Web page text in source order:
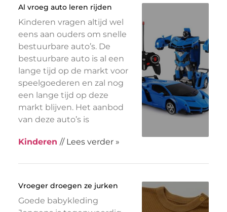
Al vroeg auto leren rijden
Kinderen vragen altijd wel
eens aan ouders om snelle
bestuurbare auto’s. De
bestuurbare auto is al een
lange tijd op de markt voor
speelgoederen en zal nog
een lange tijd op deze
markt blijven. Het aanbod
van deze auto’s is
Kinderen // Lees verder »
Vroeger droegen ze jurken
Goede babykleding